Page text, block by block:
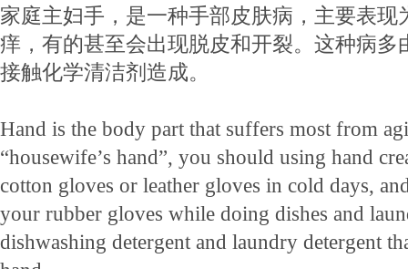
家庭主妇手，是一种手部皮肤病，主要表现
痒，有的甚至会出现脱皮和开裂。这种病多
接触化学清洁剂造成。
Hand is the body part that suffers most from
“housewife’s hand”, you should using hand
cotton gloves or leather gloves in cold days,
your rubber gloves while doing dishes and
dishwashing detergent and laundry detergent